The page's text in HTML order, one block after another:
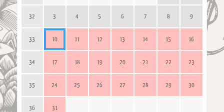
32 3 4 5 6 7 8 9
33 10 11 12 13 14 15 16
34 17 18 19 20 21 22 23
35 24 25 26 27 28 29 30
36 31